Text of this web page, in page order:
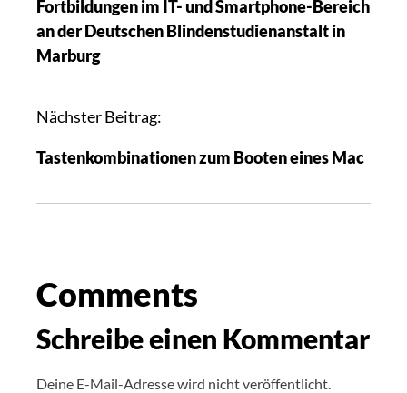
Fortbildungen im IT- und Smartphone-Bereich
an der Deutschen Blindenstudienanstalt in
Marburg
Nächster Beitrag:
Tastenkombinationen zum Booten eines Mac
Comments
Schreibe einen Kommentar
Deine E-Mail-Adresse wird nicht veröffentlicht.